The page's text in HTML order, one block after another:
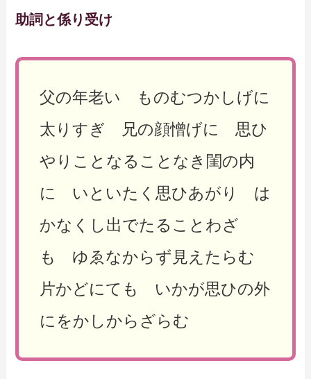
助詞と係り受け
父の年老い ものむつかしげに
太りすぎ 兄の顔憎げに 思ひ
やりことなることなき閨の内
に いといたく思ひあがり は
かなくし出でたることわざ
も ゆゑなからず見えたらむ
片かどにても いかが思ひの外
にをかしからざらむ